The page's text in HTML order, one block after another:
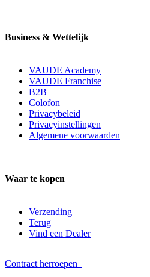
Business & Wettelijk
VAUDE Academy
VAUDE Franchise
B2B
Colofon
Privacybeleid
Privacyinstellingen
Algemene voorwaarden
Waar te kopen
Verzending
Terug
Vind een Dealer
Contract herroepen